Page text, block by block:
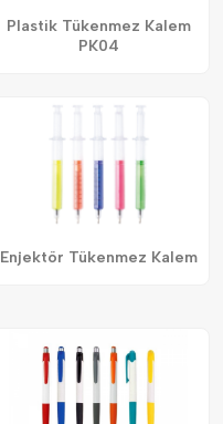
Plastik Tükenmez Kalem
PK04
Enjektör Tükenmez Kalem